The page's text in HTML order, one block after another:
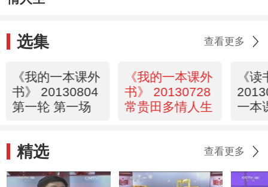
选集 查看更多
《我的一本课外
书》 20130804
第一轮 第一场
《我的一本课外
书》 20130728
常贵田多情人生
《
一本
精选 查看更多